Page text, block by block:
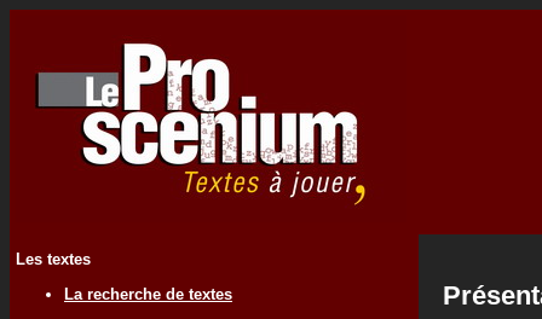
Les textes
La recherche de textes